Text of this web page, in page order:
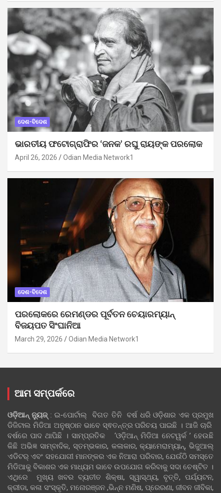
ଦେଶ-ବିଦେଶ
ଭାରତୀୟ ଫଟୋଗ୍ରାଫିର ‘ଜନକ’ ରଘୁ ରାୟଙ୍କ ପରଲୋକ
April 26, 2026 Odian Media Network1
ଦେଶ-ବିଦେଶ
ପରଲୋକରେ ରେମଣ୍ଡର ପୂର୍ବତନ ଚେୟାରମ୍ୟାନ୍
ବିଜୟପତ ସିଂଘାନିଆ
March 29, 2026 Odian Media Network1
ଆମ ସମ୍ପର୍କରେ
ଓଡ଼ିଆନ୍‍ ନ୍ୟୁଜ୍‍: ଇ-ପୋର୍ଟାଲ୍ ବିଗତ ତିନି ବର୍ଷ ଧରି ଓଡ଼ିଶାର ଏକ ପ୍ରମୁଖ
ଡିଜିଟାଲ ମିଡିଆ ଅନୁଷ୍ଠାନ ଭାବେ ସ୍ଵତନ୍ତ୍ର ପରିଚୟ ପାଇଛି । ଆଜି ଚାରି
ବର୍ଷରେ ପାଦ ଥାପିଛି । ସାମ୍ପ୍ରତିକ ‘ଓଡ଼ିଆନ୍‍ ମିଡିଆ ନେଟୱର୍କ ’ ହେଉଛି
କିଛି ଅଭିଜ୍ଞ ସାମ୍ବାଦିକ, ସ୍ତମ୍ଭକାର, କଳାକାର, କ୍ୟାମେରାମ୍ୟାନ୍, ଭିଜୁଆଲ୍
ଏଡିଟର୍ ଏବଂ ସହଯୋଗୀ ମାନଙ୍କର ଏକ ନିଆରା ପରିବାର, ଯେଉଁଠି ସମସ୍ତେ
ମିଡିଆକୁ ବିକାଶର ଏକ ମାଧ୍ୟମ ଭାବେ ଉପଯୋଗ କରିବାକୁ ସଦା ଚେଷ୍ଟିତ ।
ଏଥିରେ ମୁଖ୍ୟ ଖବର ବ୍ୟତୀତ ଶିକ୍ଷା, ସ୍ୱାସ୍ଥ୍ୟ, ବୃତ୍ତି, ପର୍ଯ୍ୟଟନ,
କ୍ରୀଡା, କଳା ସଂସ୍କୃତି, ମନୋରଞ୍ଜନ ,ଭିନ୍ନ ମଣିଷ, ପ୍ରେରଣା, ଜୀବନ ଜୀବିକା,